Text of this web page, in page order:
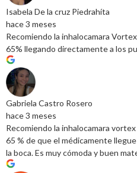
Isabela De la cruz Piedrahíta
hace 3 meses
Recomiendo la inhalocamara
65% llegando directamente a los
Gabriela Castro Rosero
hace 3 meses
Recomiendo la inhalocamara
65 % de que el médicamente
la boca. Es muy cómoda y buen